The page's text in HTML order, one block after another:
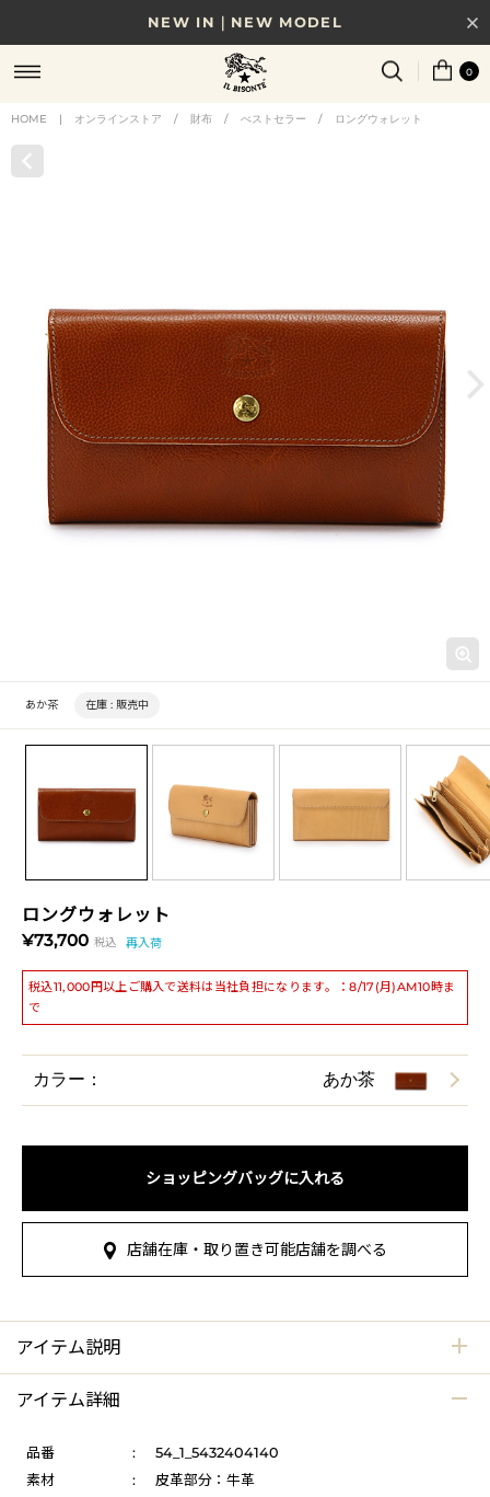
NEW IN｜NEW MODEL
8/17(月)10時まで｜税込11,000円以上で送料無料
贈る相手やシーンから選べる、新しいギフトガイド
0
HOME | オンラインストア / 財布 / べストセラー / ロングウォレット
ロングウォレット
¥73,700 税込 再入荷
税込11,000円以上ご購入で送料は当社負担になります。：8/17(月)AM10時ま
で
あか茶 在庫 : 販売中
カラー： あか茶
ショッピングバッグに入れる
店舗在庫・取り置き可能店舗を調べる
アイテム説明
アイテム詳細
品番 :
54_1_5432404140
素材
:
皮革部分：牛革